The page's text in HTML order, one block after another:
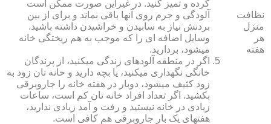
نظافت
منزل
هر
هفته
کرده و تمیز کنید. در غیراین صورت ممکن است
آلودگی و جرم روی آنها باقی بماند و برای از بین
بردنش نیاز به سابیدن و خراشیدن داشته باشید.
وسایل اضافه ای را که موجب به هم ریختگی خانه
می‏شود، بردارید.
اگر در منطقه آلوده‏ای زندگی می‏کنید، از پرندگان
خانگی نگهداری می‏کنید، یا بچه دارید و خانه‏ تان زود به
زود کثیف می‏شود، دوبار در هفته خانه را جاروبرقی
بکشید. اگر تعداد افراد خانه ‏تان کم است، ساعات
زیادی در خانه نیستید و رفت و آمد زیادی ندارید،
هفته‏ای یک بار جاروبرقی هم کافی است.